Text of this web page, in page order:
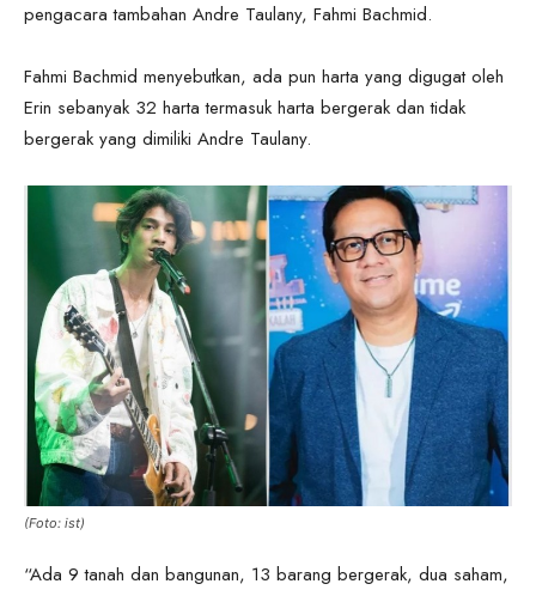
pengacara tambahan Andre Taulany, Fahmi Bachmid.
Fahmi Bachmid menyebutkan, ada pun harta yang digugat oleh
Erin sebanyak 32 harta termasuk harta bergerak dan tidak
bergerak yang dimiliki Andre Taulany.
(Foto: ist)
“Ada 9 tanah dan bangunan, 13 barang bergerak, dua saham,